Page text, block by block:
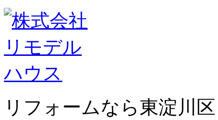
リフォームなら東淀